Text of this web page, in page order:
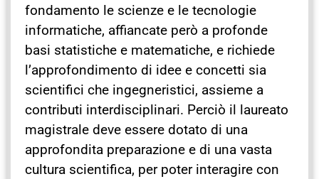
fondamento le scienze e le tecnologie
informatiche, affiancate però a profonde
basi statistiche e matematiche, e richiede
l’approfondimento di idee e concetti sia
scientifici che ingegneristici, assieme a
contributi interdisciplinari. Perciò il laureato
magistrale deve essere dotato di una
approfondita preparazione e di una vasta
cultura scientifica, per poter interagire con